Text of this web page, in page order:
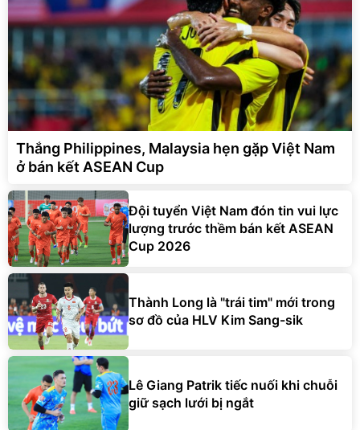
Thắng Philippines, Malaysia hẹn gặp Việt Nam
ở bán kết ASEAN Cup
Đội tuyển Việt Nam đón tin vui lực
lượng trước thềm bán kết ASEAN
Cup 2026
Thành Long là "trái tim" mới trong
sơ đồ của HLV Kim Sang-sik
Lê Giang Patrik tiếc nuối khi chuỗi
giữ sạch lưới bị ngắt